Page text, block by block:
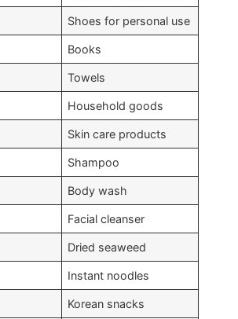
Shoes for personal use
Books
Towels
Household goods
Skin care products
Shampoo
Body wash
Facial cleanser
Dried seaweed
Instant noodles
Korean snacks